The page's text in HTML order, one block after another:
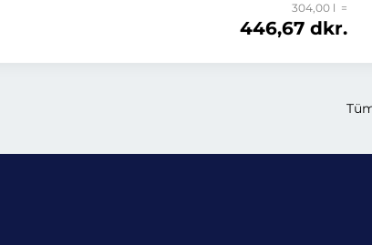
304,00 l =
446,67 dkr.